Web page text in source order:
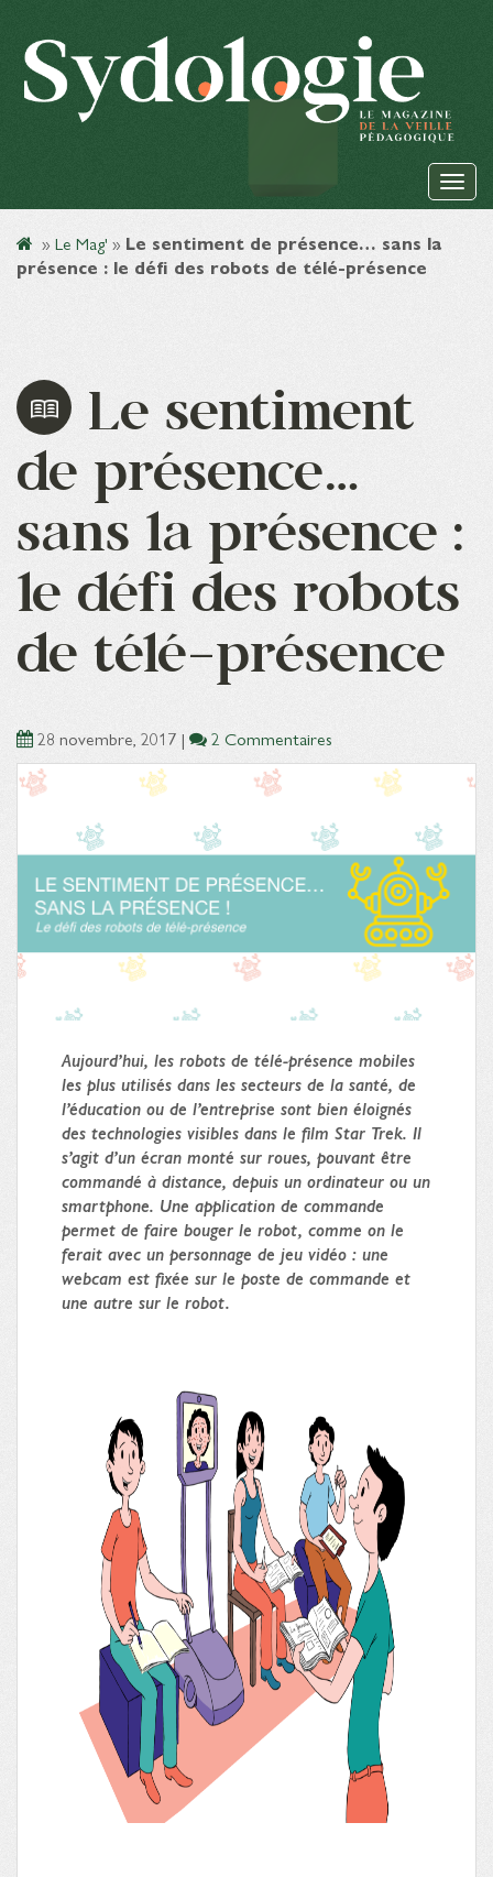
» Le Mag' » Le sentiment de présence… sans la
présence : le défi des robots de télé-présence
Le sentiment
de présence…
sans la présence :
le défi des robots
de télé-présence
28 novembre, 2017 | 2 Commentaires
Aujourd’hui, les robots de télé-présence mobiles
les plus utilisés dans les secteurs de la santé, de
l’éducation ou de l’entreprise sont bien éloignés
des technologies visibles dans le film Star Trek. Il
s’agit d’un écran monté sur roues, pouvant être
commandé à distance, depuis un ordinateur ou un
smartphone. Une application de commande
permet de faire bouger le robot, comme on le
ferait avec un personnage de jeu vidéo : une
webcam est fixée sur le poste de commande et
une autre sur le robot.